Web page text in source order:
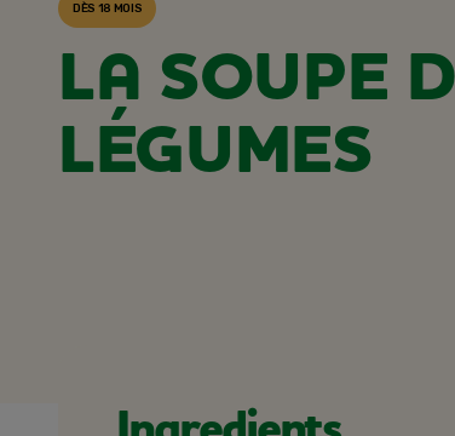
DÈS 18 MOIS
LA SOUPE
LÉGUMES